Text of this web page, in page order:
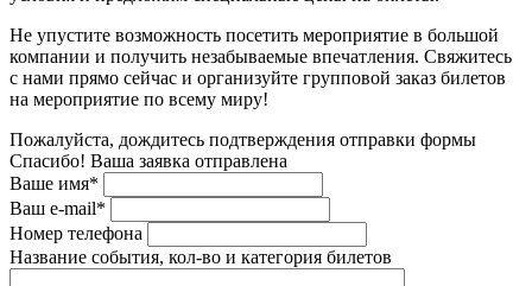
Не упустите возможность посетить мероприятие в большой
компании и получить незабываемые впечатления. Свяжитесь
с нами прямо сейчас и организуйте групповой заказ билетов
на мероприятие по всему миру!
Пожалуйста, дождитесь подтверждения отправки формы
Спасибо! Ваша заявка отправлена
Ваше имя*
Ваш e-mail*
Номер телефона
Название события, кол-во и категория билетов